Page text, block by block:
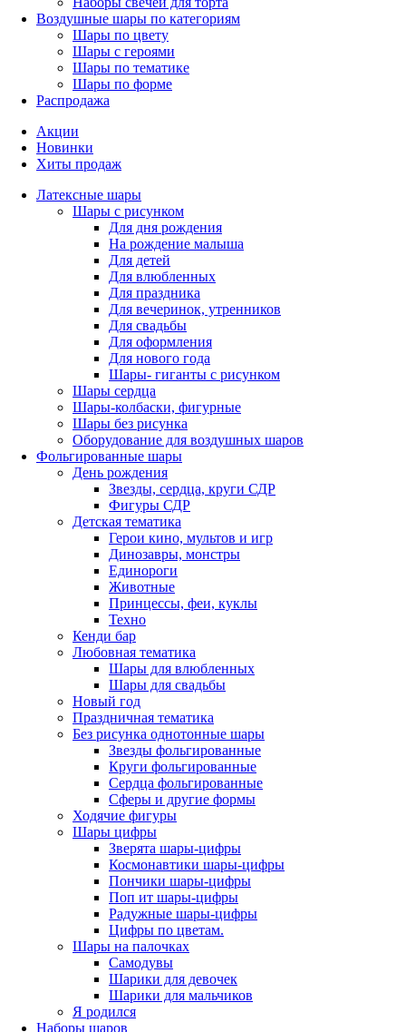
Воздушные шары по категориям
Шары по цвету
Шары с героями
Шары по тематике
Шары по форме
Распродажа
Акции
Новинки
Хиты продаж
Латексные шары
Шары с рисунком
Для дня рождения
На рождение малыша
Для детей
Для влюбленных
Для праздника
Для вечеринок, утренников
Для свадьбы
Для оформления
Для нового года
Шары- гиганты с рисунком
Шары сердца
Шары-колбаски, фигурные
Шары без рисунка
Оборудование для воздушных шаров
Фольгированные шары
День рождения
Звезды, сердца, круги СДР
Фигуры СДР
Детская тематика
Герои кино, мультов и игр
Динозавры, монстры
Единороги
Животные
Принцессы, феи, куклы
Техно
Кенди бар
Любовная тематика
Шары для влюбленных
Шары для свадьбы
Новый год
Праздничная тематика
Без рисунка однотонные шары
Звезды фольгированные
Круги фольгированные
Сердца фольгированные
Сферы и другие формы
Ходячие фигуры
Шары цифры
Зверята шары-цифры
Космонавтики шары-цифры
Пончики шары-цифры
Поп ит шары-цифры
Радужные шары-цифры
Цифры по цветам.
Шары на палочках
Самодувы
Шарики для девочек
Шарики для мальчиков
Я родился
Наборы шаров